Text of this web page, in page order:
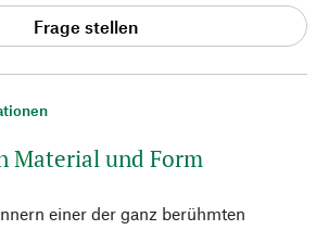
Material und Form
einer der ganz berühmten
Frage stellen